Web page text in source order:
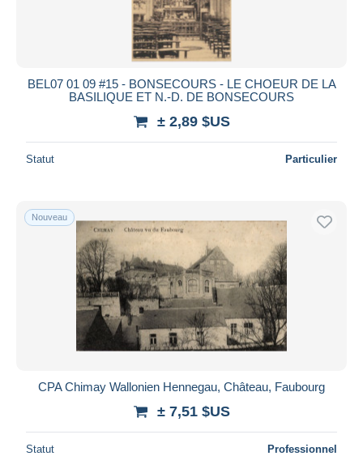
BEL07 01 09 #15 - BONSECOURS - LE CHOEUR DE LA
BASILIQUE ET N.-D. DE BONSECOURS
± 2,89 $US
Statut Particulier
Nouveau
CPA Chimay Wallonien Hennegau, Château, Faubourg
± 7,51 $US
Statut Professionnel